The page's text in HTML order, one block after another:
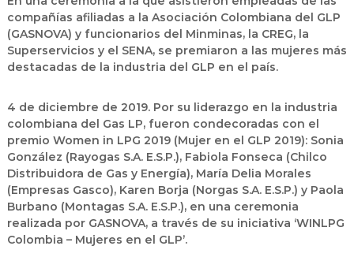
compañías afiliadas a la Asociación Colombiana del GLP
(GASNOVA) y funcionarios del Minminas, la CREG, la
Superservicios y el SENA, se premiaron a las mujeres más
destacadas de la industria del GLP en el país.
4 de diciembre de 2019. Por su liderazgo en la industria
colombiana del Gas LP, fueron condecoradas con el
premio Women in LPG 2019 (Mujer en el GLP 2019): Sonia
González (Rayogas S.A. E.S.P.), Fabiola Fonseca (Chilco
Distribuidora de Gas y Energía), María Delia Morales
(Empresas Gasco), Karen Borja (Norgas S.A. E.S.P.) y Paola
Burbano (Montagas S.A. E.S.P.), en una ceremonia
realizada por GASNOVA, a través de su iniciativa ‘WINLPG
Colombia – Mujeres en el GLP’.